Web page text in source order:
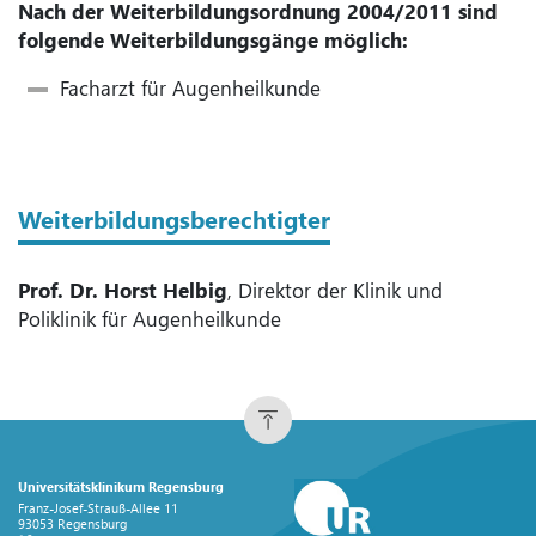
Nach der Weiterbildungsordnung 2004/2011 sind
folgende Weiterbildungsgänge möglich:
Facharzt für Augenheilkunde
Weiterbildungsberechtigter
Prof. Dr. Horst Helbig, Direktor der Klinik und
Poliklinik für Augenheilkunde
Universitätsklinikum Regensburg
Franz-Josef-Strauß-Allee 11
93053 Regensburg